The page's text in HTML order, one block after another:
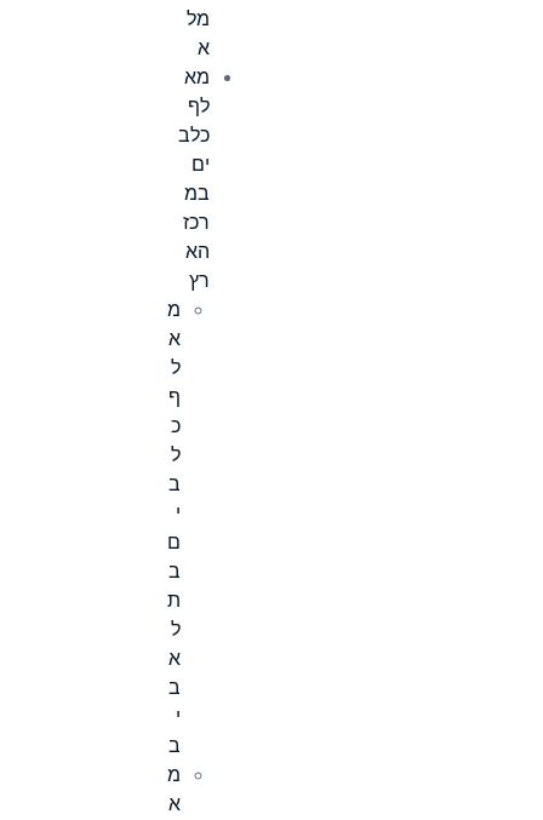
מל
א
מא
לף
כלב
ים
במ
רכז
הא
רץ
מ
א
ל
ף
כ
ל
ב
י
ם
ב
ת
ל
א
ב
י
ב
מ
א